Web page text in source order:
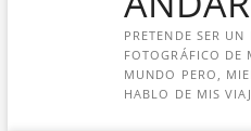
PRETENDE SER UN
FOTOGRÁFICO DE
MUNDO PERO,
HABLO DE MIS